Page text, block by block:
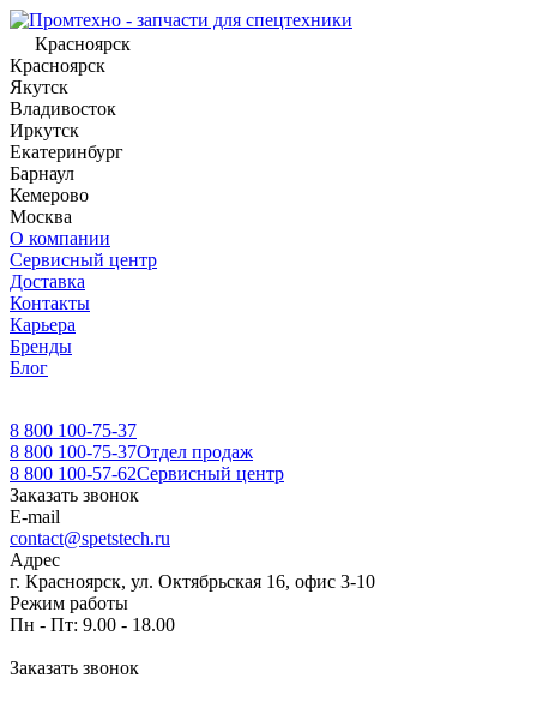
Красноярск
Красноярск
Якутск
Владивосток
Иркутск
Екатеринбург
Барнаул
Кемерово
Москва
О компании
Сервисный центр
Доставка
Контакты
Карьера
Бренды
Блог
8 800 100-75-37
8 800 100-75-37Отдел продаж
8 800 100-57-62Сервисный центр
Заказать звонок
E-mail
contact@spetstech.ru
Адрес
г. Красноярск, ул. Октябрьская 16, офис 3-10
Режим работы
Пн - Пт: 9.00 - 18.00
Заказать звонок